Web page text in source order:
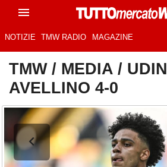
NOTIZIE TMW RADIO MAGAZINE
TMW/ MEDIA /
AVELLINO 4-0